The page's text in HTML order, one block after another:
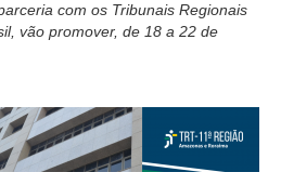
e Requisições de
com os Tribunais Regionais
vão promover, de 18 a 22 de